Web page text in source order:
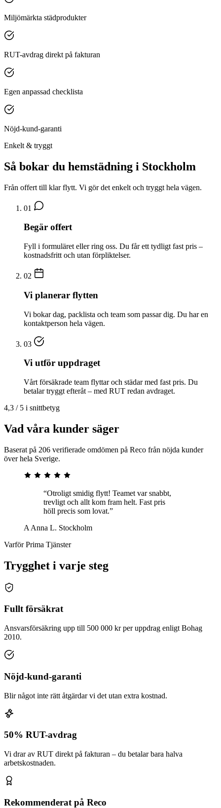
Miljömärkta städprodukter
RUT-avdrag direkt på fakturan
Egen anpassad checklista
Nöjd-kund-garanti
Enkelt & tryggt
Så bokar du hemstädning i Stockholm
Från offert till klar flytt. Vi gör det enkelt och tryggt hela vägen.
01
Begär offert
Fyll i formuläret eller ring oss. Du får ett tydligt fast pris –
kostnadsfritt och utan förpliktelser.
02
Vi planerar flytten
Vi bokar dag, packlista och team som passar dig. Du har en
kontaktperson hela vägen.
03
Vi utför uppdraget
Vårt försäkrade team flyttar och städar med fast pris. Du
betalar tryggt efteråt – med RUT redan avdraget.
4,3 / 5 i snittbetyg
Vad våra kunder säger
Baserat på 206 verifierade omdömen på Reco från nöjda kunder
över hela Sverige.
“Otroligt smidig flytt! Teamet var snabbt,
trevligt och allt kom fram helt. Fast pris
höll precis som lovat.”
A Anna L. Stockholm
Varför Prima Tjänster
Trygghet i varje steg
Fullt försäkrat
Ansvarsförsäkring upp till 500 000 kr per uppdrag enligt Bohag
2010.
Nöjd-kund-garanti
Blir något inte rätt åtgärdar vi det utan extra kostnad.
50% RUT-avdrag
Vi drar av RUT direkt på fakturan – du betalar bara halva
arbetskostnaden.
Rekommenderat på Reco